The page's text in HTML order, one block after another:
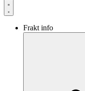
Frakt info